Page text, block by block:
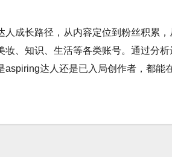
成长路径，从内容定位到粉丝积累
、知识、生活等各类账号。通过分
达人还是已入局创作者，都能